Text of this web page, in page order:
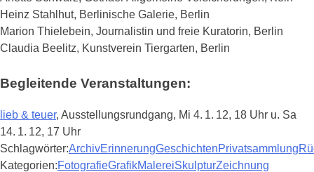
Heinz Stahlhut, Berlinische Galerie, Berlin
Marion Thielebein, Journalistin und freie Kuratorin, Berlin
Claudia Beelitz, Kunstverein Tiergarten, Berlin
Begleitende Veranstaltungen:
lieb & teuer, Ausstellungsrundgang, Mi 4. 1. 12, 18 Uhr u. Sa
14. 1. 12, 17 Uhr
Schlagwörter:ArchivErinnerungGeschichtenPrivatsammlung
Kategorien:FotografieGrafikMalereiSkulpturZeichnung